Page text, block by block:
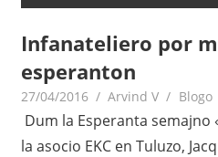
Infanateliero por
esperanton
27/04/2016 Arvind V Blogo
Dum la Esperanta semajno
la asocio EKC en Tuluzo,